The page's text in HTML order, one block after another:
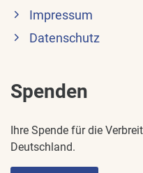
Impressum
Datenschutz
Spenden
Ihre Spende für die
Deutschland.